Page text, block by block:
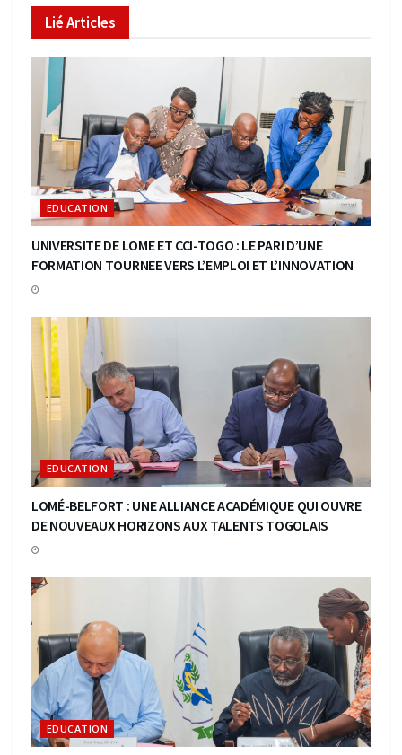
LiéArticles
EDUCATION
UNIVERSITE DE LOME ET CCI-TOGO : LE PARI D’UNE
FORMATION TOURNEE VERS L’EMPLOI ET L’INNOVATION
EDUCATION
LOMÉ-BELFORT : UNE ALLIANCE ACADÉMIQUE QUI OUVRE
DE NOUVEAUX HORIZONS AUX TALENTS TOGOLAIS
EDUCATION